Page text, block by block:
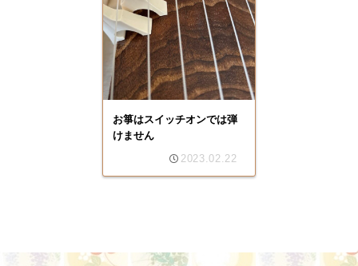
お箏はスイッチオンでは弾
けません
2023.02.22